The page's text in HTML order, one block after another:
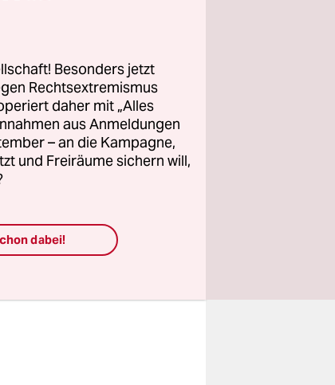
mir
Besonders jetzt
Rechtsextremismus
daher mit „Alles
aus Anmeldungen
– an die Kampagne,
und Freiräume sichern will,
dabei!